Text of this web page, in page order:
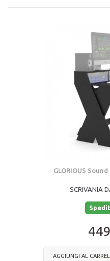
GLORIOUS
SCRIVANIA
AGGIUNGI AL